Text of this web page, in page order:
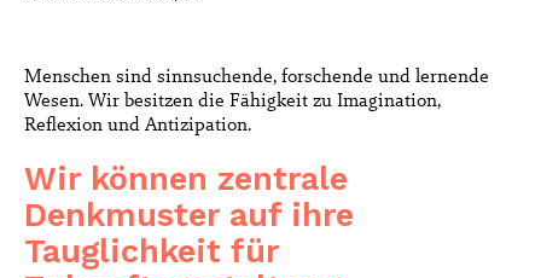
Menschen sind sinnsuchende, forschende und lernende
Wesen. Wir besitzen die Fähigkeit zu Imagination,
Reflexion und Antizipation.
Wir können zentrale
Denkmuster auf ihre
Tauglichkeit für